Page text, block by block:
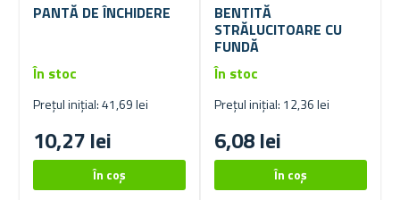
PANTĂ DE ÎNCHIDERE
Prețul inițial: 41,69 lei
10,27 lei
În stoc
BENTITĂ
STRĂLUCITOARE CU
FUNDĂ
Prețul inițial: 12,36 lei
6,08 lei
În stoc